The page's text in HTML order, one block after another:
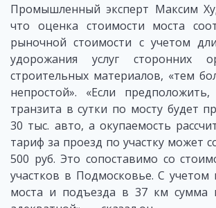
Промышленный эксперт Максим
что оценка стоимости моста
рыночной стоимости с учетом
удорожания услуг сторонних
строительных материалов, «тем
непростой». «Если
транзита в сутки по мосту будет
30 тыс. авто, а окупаемость
тариф за проезд по участку может
500 руб. Это сопоставимо со
участков в Подмосковье. С учетом
моста и подъезда в 37 км сумма